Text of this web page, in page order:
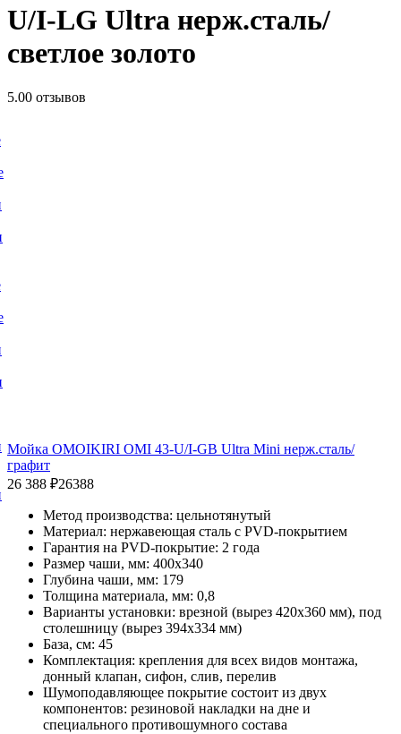
U/I-LG Ultra нерж.сталь/
светлое золото
5.00 отзывов
Мойка OMOIKIRI OMI 43-U/I-GB Ultra Mini нерж.сталь/
графит
26 388 ₽26388
Метод производства: цельнотянутый
Материал: нержавеющая сталь с PVD-покрытием
Гарантия на PVD-покрытие: 2 года
Размер чаши, мм: 400x340
Глубина чаши, мм: 179
Толщина материала, мм: 0,8
Варианты установки: врезной (вырез 420х360 мм), под
столешницу (вырез 394х334 мм)
База, см: 45
Комплектация: крепления для всех видов монтажа,
донный клапан, сифон, слив, перелив
Шумоподавляющее покрытие состоит из двух
компонентов: резиновой накладки на дне и
специального противошумного состава